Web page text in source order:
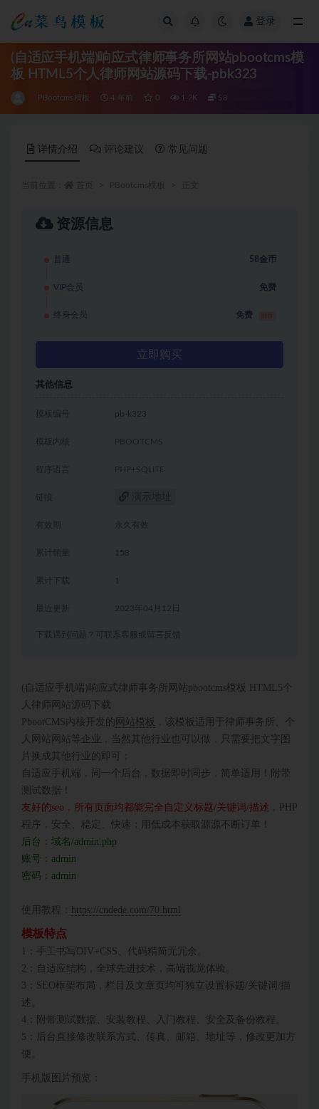
登录
(自适应手机端)响应式律师事务所网站pbootcms模
板 HTML5个人律师网站源码下载-pbk323
PBootcms模板 4 年前 0 1.2K 58
详情介绍 评论建议 常见问题
资源信息
普通 58金币
VIP会员 免费
终身会员 免费
立即购买
其他信息
模板编号 pb-k323
模板内核 PBOOTCMS
程序语言 PHP+SQLITE
链接
有效期 永久有效
累计销量 158
累计下载 1
2023年04月12日
下载遇到问题？可联系客服或留言反馈
(自适应手机端)响应式律师事务所网站pbootcms模板 HTML5个
人律师网站源码下载
PbootCMS内核开发的 网站模板 ，该模板适用于律师事务所、个
人网站网站等企业，当然其他行业也可以做，只需要把文字图
片换成其他行业的即可；
自适应手机端，同一个后台，数据即时同步，简单适用！附带
测试数据！
友好的seo，所有页面均都能完全自定义标题/关键词/描述 ，PHP
程序，安全、稳定、快速；用低成本获取源源不断订单！
后台：域名/admin.php
账号：admin
密码：admin
使用教程： https://cndede.com/70.html
模板特点
1：手工书写DIV+CSS、代码精简无冗余。
2：自适应结构，全球先进技术，高端视觉体验。
3：SEO框架布局，栏目及文章页均可独立设置标题/关键词/描
述。
4：附带测试数据、安装教程、入门教程、安全及备份教程。
5：后台直接修改联系方式、传真、邮箱、地址等，修改更加方
便。
手机版图片预览：